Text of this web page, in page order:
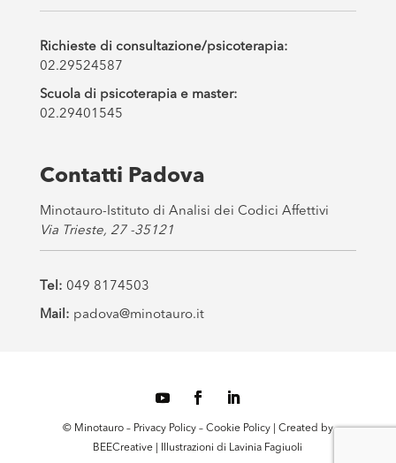
Richieste di consultazione/psicoterapia:
02.29524587
Scuola di psicoterapia e master:
02.29401545
Contatti Padova
Minotauro-Istituto di Analisi dei Codici Affettivi
Via Trieste, 27 -35121
Tel: 049 8174503
Mail: padova@minotauro.it
© Minotauro – Privacy Policy– Cookie Policy
| Created by
BEECreative | Illustrazioni di Lavinia Fagiuoli